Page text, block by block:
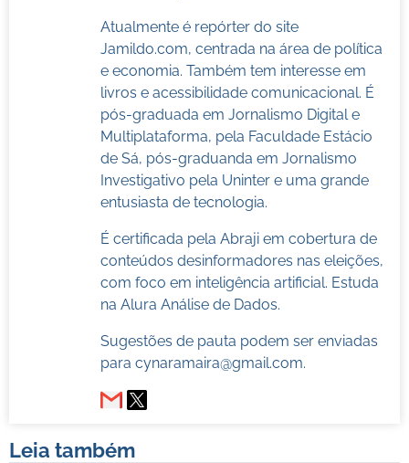
Atualmente é repórter do site
Jamildo.com, centrada na área de política
e economia. Também tem interesse em
livros e acessibilidade comunicacional. É
pós-graduada em Jornalismo Digital e
Multiplataforma, pela Faculdade Estácio
de Sá, pós-graduanda em Jornalismo
Investigativo pela Uninter e uma grande
entusiasta de tecnologia.
É certificada pela Abraji em cobertura de
conteúdos desinformadores nas eleições,
com foco em inteligência artificial. Estuda
na Alura Análise de Dados.
Sugestões de pauta podem ser enviadas
para cynaramaira@gmail.com.
Leia também